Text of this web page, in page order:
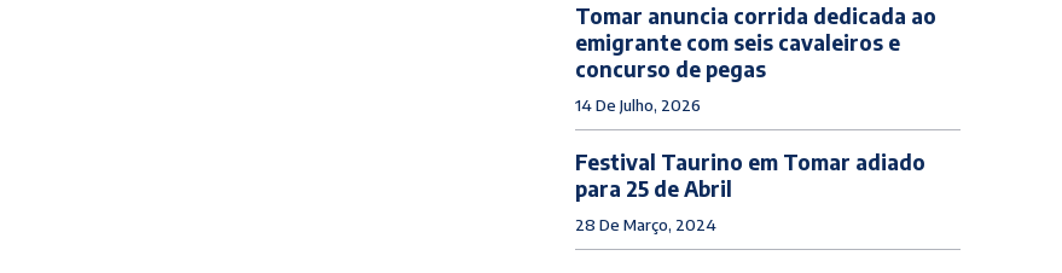
Tomar anuncia corrida dedicada ao
emigrante com seis cavaleiros e
concurso de pegas
14 De Julho, 2026
Festival Taurino em Tomar adiado
para 25 de Abril
28 De Março, 2024